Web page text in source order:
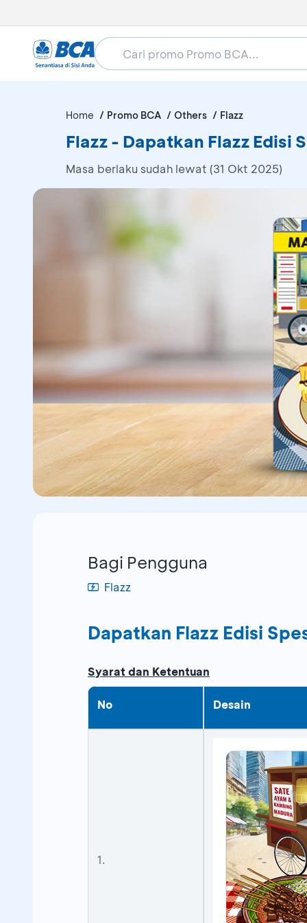
Home Promo BCA Others Flazz
Flazz - Dapatkan Flazz Edisi
Masa berlaku sudah lewat (31 Okt 2025)
Bagi Pengguna
Flazz
Dapatkan Flazz Edisi
Syarat dan Ketentuan
No Desain
1.